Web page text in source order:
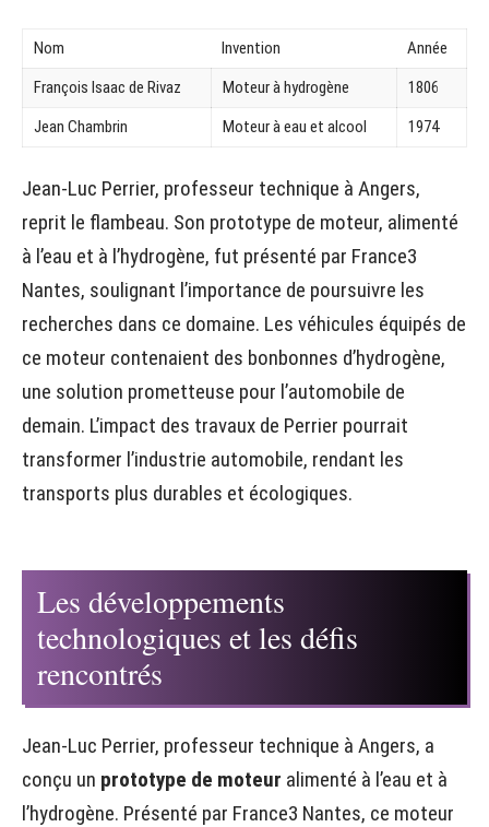
Nom Invention
Année
François Isaac de Rivaz
Moteur à hydrogène
1806
Jean Chambrin
Moteur à eau et alcool 1974
Jean-Luc Perrier, professeur technique à Angers,
reprit le flambeau. Son prototype de moteur, alimenté
à l’eau et à l’hydrogène, fut présenté par France3
Nantes, soulignant l’importance de poursuivre les
recherches dans ce domaine. Les véhicules équipés de
ce moteur contenaient des bonbonnes d’hydrogène,
une solution prometteuse pour l’automobile de
demain. L’impact des travaux de Perrier pourrait
transformer l’industrie automobile, rendant les
transports plus durables et écologiques.
Les développements
technologiques et les défis
rencontrés
Jean-Luc Perrier, professeur technique à Angers, a
conçu un prototype de moteur alimenté à l’eau et à
l’hydrogène. Présenté par France3 Nantes, ce moteur